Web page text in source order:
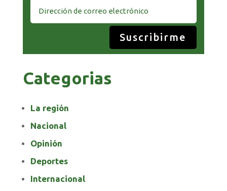
Suscribirme
Categorias
La región
Nacional
Opinión
Deportes
Internacional